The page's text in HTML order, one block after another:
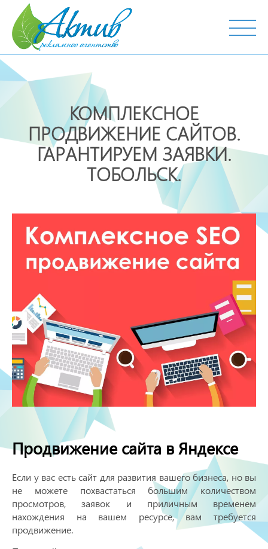
г. Тобольск, ул. Октябрьская, 19
КОМПЛЕКСНОЕ
ПРОДВИЖЕНИЕ САЙТОВ.
ГАРАНТИРУЕМ ЗАЯВКИ.
ТОБОЛЬСК.
Продвижение сайта в Яндексе
Если у вас есть сайт для развития вашего бизнеса, но вы
не можете похвастаться большим количеством
просмотров, заявок и приличным временем
нахождения на вашем ресурсе, вам требуется
продвижение.